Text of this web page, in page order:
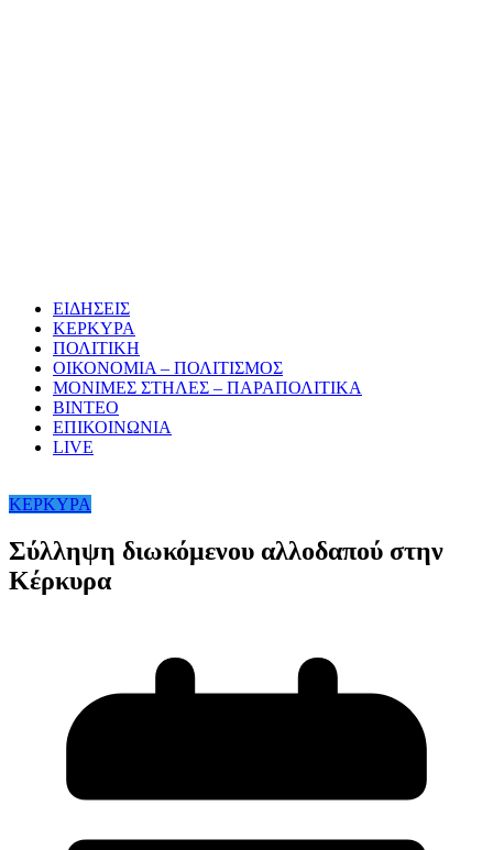
ΕΙΔΗΣΕΙΣ
ΚΕΡΚΥΡΑ
ΠΟΛΙΤΙΚΗ
ΟΙΚΟΝΟΜΙΑ – ΠΟΛΙΤΙΣΜΟΣ
ΜΟΝΙΜΕΣ ΣΤΗΛΕΣ – ΠΑΡΑΠΟΛΙΤΙΚΑ
ΒΙΝΤΕΟ
ΕΠΙΚΟΙΝΩΝΙΑ
LIVE
ΚΕΡΚΥΡΑ
Σύλληψη διωκόμενου αλλοδαπού στην
Κέρκυρα